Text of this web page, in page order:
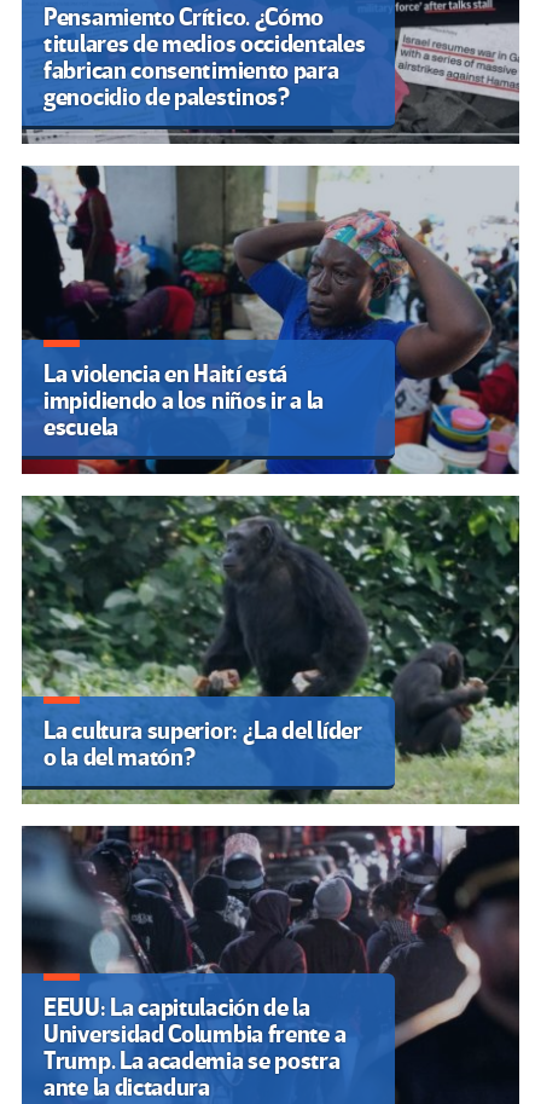
Pensamiento Crítico. ¿Cómo
titulares de medios occidentales
fabrican consentimiento para
genocidio de palestinos?
La violencia en Haití está
impidiendo a los niños ir a la
escuela
La cultura superior: ¿La del líder
o la del matón?
EEUU: La capitulación de la
Universidad Columbia frente a
Trump. La academia se postra
ante la dictadura